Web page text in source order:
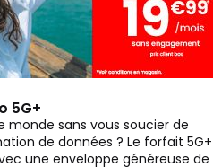
5G+
monde sans vous soucier de
de données ? Le forfait 5G+
une enveloppe généreuse de